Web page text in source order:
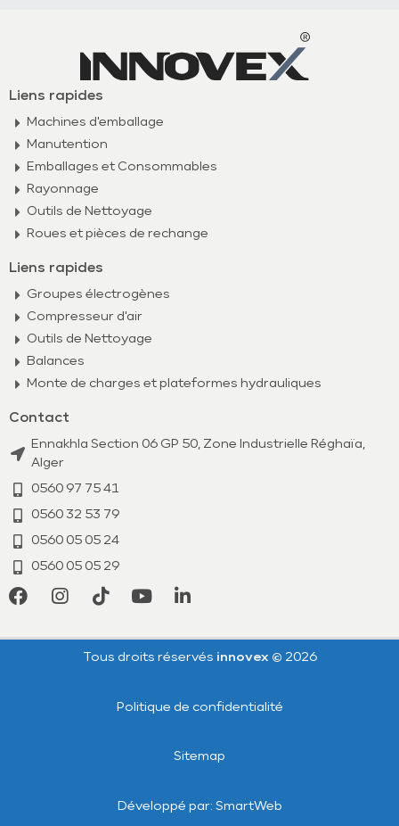
Liens rapides
Machines d'emballage
Manutention
Emballages et Consommables
Rayonnage
Outils de Nettoyage
Roues et pièces de rechange
Liens rapides
Groupes électrogènes
Compresseur d'air
Outils de Nettoyage
Balances
Monte de charges et plateformes hydrauliques
Contact
Ennakhla Section 06 GP 50, Zone Industrielle Réghaïa,
Alger
0560 97 75 41
0560 32 53 79​
0560 05 05 24
0560 05 05 29
Tous droits réservés innovex © 2026
Politique de confidentialité
Sitemap
Développé par: SmartWeb